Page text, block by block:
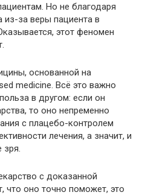
Но не благодаря
за веры пациента в
этот феномен
основанной на
med­i­cine. Всё это важно
в другом: если он
то оно непременно
с плацебо-контролем
лечения, а значит, и
с доказанной
что оно точно поможет, это